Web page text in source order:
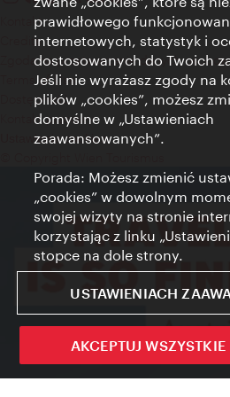
Kontakt
Credits
Zgoda na przetwarzanie danych
Terms of Use
Dostępność
Kontakt prasowy
Ustawienia cookies
prawidłowego
internetowych, statystyk i
dostosowanych do Twoich
Jeśli nie wyrażasz zgody na
plików „cookies”, możesz
domyślne w „Ustawieniach
zaawansowanych”.
Porada: Możesz zmienić
„cookies” w dowolnym
swojej wizyty na stronie
korzystając z linku
stopce na dole strony.
USTAWIENIACH
AKCEPTUJ